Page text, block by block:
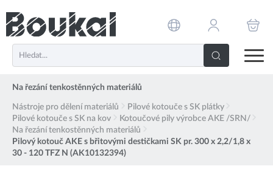
Na řezání tenkostěnných materiálů
Nástroje pro dělení materiálů
Pilové kotouče s SK plátky
Pilové kotouče s SK na kov
Kotoučové pily výrobce AKE /SRN/
Na řezání tenkostěnných materiálů
Pilový kotouč AKE s břitovými destičkami SK pr. 300 x 2,2/1,8 x
30 - 120 TFZ N (AK10132394)